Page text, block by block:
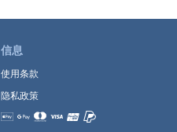
信息
使用条款
隐私政策
Accepted payment methods